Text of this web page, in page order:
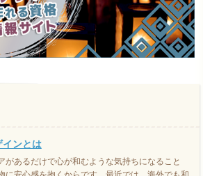
インとは
があるだけで心が和むような気持ちになること